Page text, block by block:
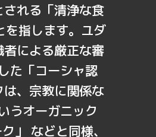
される「清浄な食
を指します。ユダ
による厳正な審
た「コーシャ認
、宗教に関係な
うオーガニック
」 などと同様、